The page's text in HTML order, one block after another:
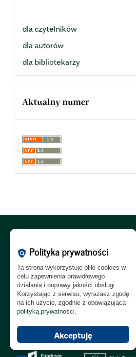
dla czytelników
dla autorów
dla bibliotekarzy
Aktualny numer
Polityka Prywatności:PL
Polityka RODO:PL|EN
policy Polityka prywatności
Ta strona wykorzystuje pliki cookies w
celu zapewnienia prawidłowego
działania i poprawy jakości obsługi.
Korzystając z serwisu, wyrażasz zgodę
na ich użycie, zgodnie z obowiązującą
polityką prywatności
Akceptuję